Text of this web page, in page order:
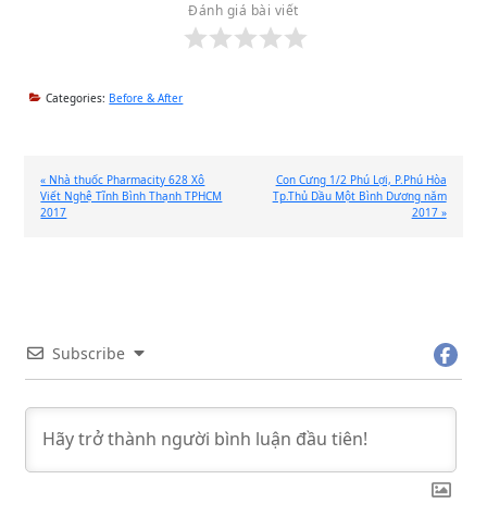
Đánh giá bài viết
Categories: Before & After
Previous
Post:
« Nhà thuốc Pharmacity 628 Xô
Viết Nghệ Tĩnh Bình Thạnh TPHCM
2017
Next
Post:
Con Cưng 1/2 Phú Lợi, P.Phú Hòa
Tp.Thủ Dầu Một Bình Dương năm
2017 »
Subscribe